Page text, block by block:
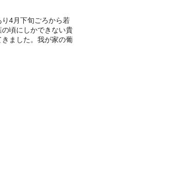
4月下旬ごろから若
頃にしかできない貴
ました。我が家の葡